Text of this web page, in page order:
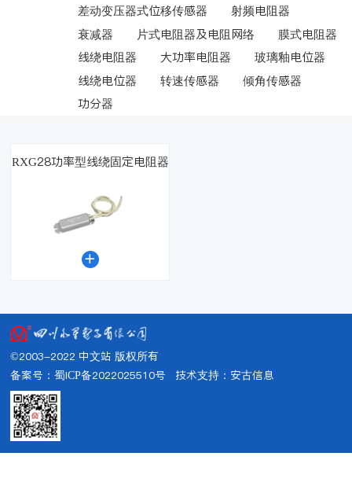
差动变压器式位移传感器
射频电阻器
衰减器
片式电阻器及电阻网络
膜式电阻器
线绕电阻器
大功率电阻器
玻璃釉电位器
线绕电位器
转速传感器
倾角传感器
功分器
RXG28功率型线绕固定电阻器

©2003-2022 中文站 版权所有
备案号：蜀ICP备2022025510号 技术支持： 安古信息